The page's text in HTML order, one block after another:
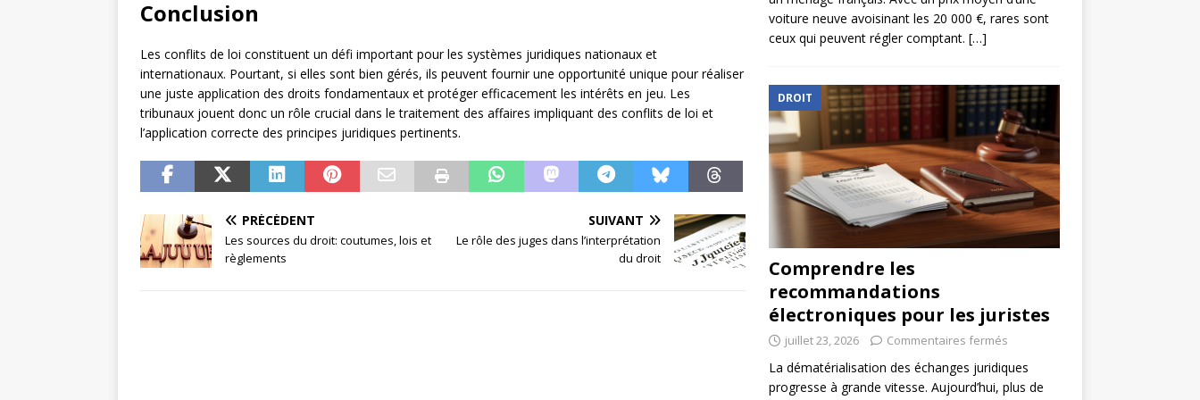
Conclusion
Les conflits de loi constituent un défi important pour les systèmes juridiques nationaux et
internationaux. Pourtant, si elles sont bien gérés, ils peuvent fournir une opportunité unique pour réaliser
une juste application des droits fondamentaux et protéger efficacement les intérêts en jeu. Les
tribunaux jouent donc un rôle crucial dans le traitement des affaires impliquant des conflits de loi et
l’application correcte des principes juridiques pertinents.
PRÉCÉDENT
Les sources du droit: coutumes, lois et
règlements
SUIVANT
Le rôle des juges dans l’interprétation
du droit
voiture neuve avoisinant les 20 000 €, rares sont
ceux qui peuvent régler comptant. […]
DROIT
Comprendre les
recommandations
électroniques pour les juristes
juillet 23, 2026 Commentaires fermés
La dématérialisation des échanges juridiques
progresse à grande vitesse. Aujourd’hui, plus de